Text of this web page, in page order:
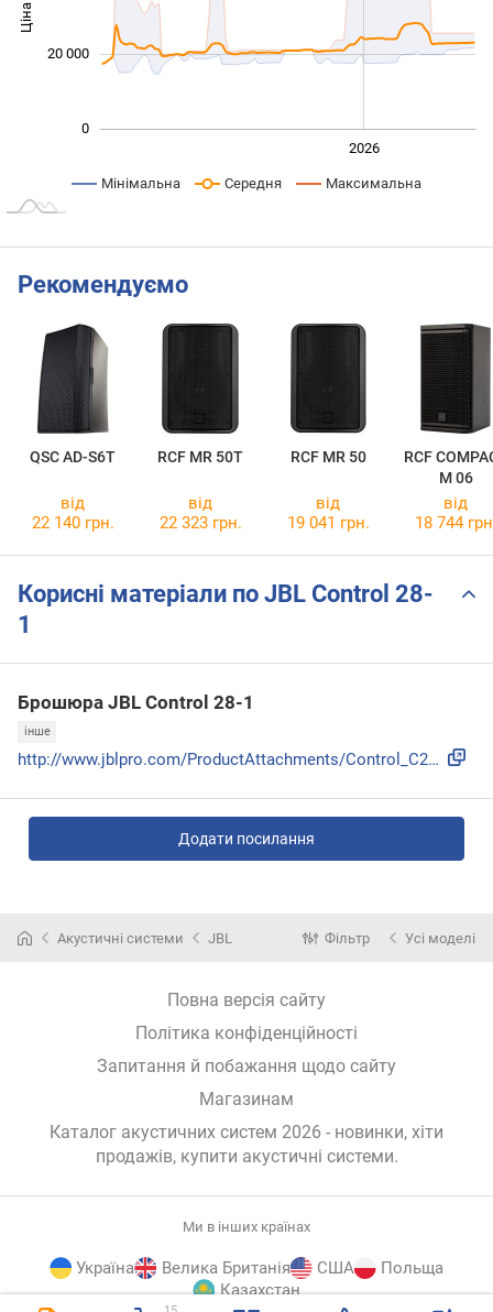
Ціна
0
20 000
2026
Мінімальна Середня Максимальна
Рекомендуємо
QSC AD-S6T RCF MR 50T RCF MR 50
RCF
M 06
від
22 140 грн.
від
22 323 грн.
від
19 041 грн.
від
18 744
Корисні матеріали по JBL Control 28-
1
Брошюра JBL Control 28-1
інше
http://www.jblpro.com/ProductAttachments/Control_C28-1_SS_0...
Додати посилання
Акустичні системи JBL Фільтр Усі моделі
Повна версія сайту
Політика конфіденційності
Запитання й побажання щодо сайту
Магазинам
Каталог акустичних систем 2026 - новинки, хіти
продажів, купити акустичні системи.
Ми в інших країнах
Україна Велика Британія США
Польща
Казахстан